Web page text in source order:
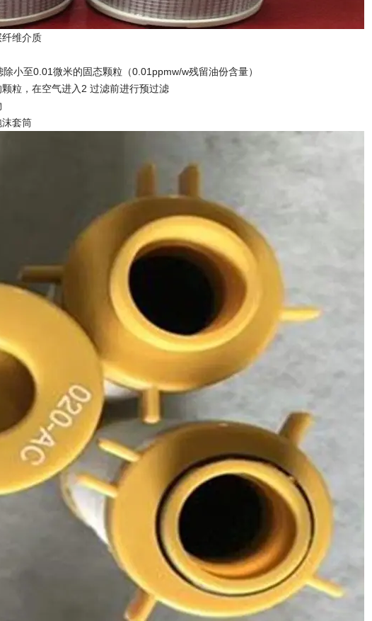
维介质
小至0.01微米的固态颗粒（0.01ppmw/w残留油份含量）
粒，在空气进入2 过滤前进行预过滤
套筒